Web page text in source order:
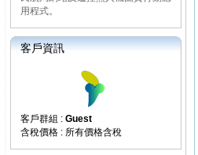
用程式。
客戶資訊
客戶群組 : Guest
含稅價格 : 所有價格含稅